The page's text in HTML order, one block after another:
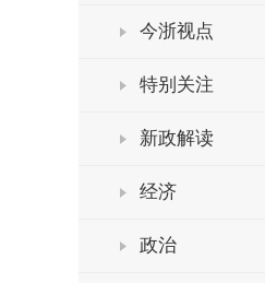
今浙视点
特别关注
新政解读
经济
政治